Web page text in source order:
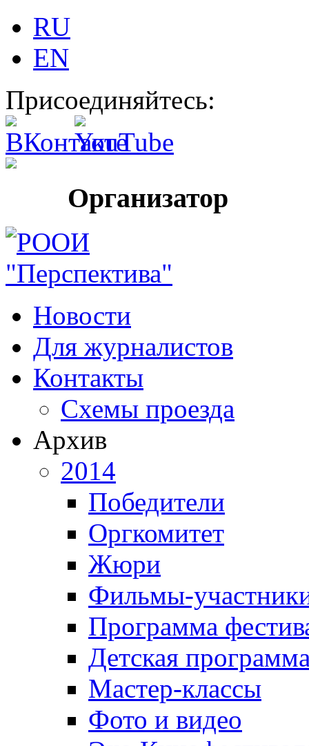
RU
EN
Присоединяйтесь:
Организатор
Новости
Для журналистов
Контакты
Схемы проезда
Архив
2014
Победители
Оргкомитет
Жюри
Фильмы-
Программа
Детская
Мастер-классы
Фото и видео